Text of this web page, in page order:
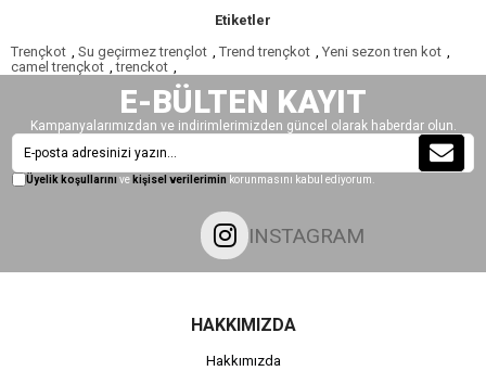
Etiketler
Trençkot , Su geçirmez trençlot , Trend trençkot , Yeni sezon tren kot ,
camel trençkot , trenckot ,
E-BÜLTEN KAYIT
Kampanyalarımızdan ve indirimlerimizden güncel olarak haberdar olun.
Üyelik koşullarını ve kişisel verilerimin korunmasını kabul ediyorum.
INSTAGRAM
HAKKIMIZDA
Hakkımızda